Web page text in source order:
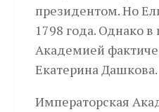
президентом. Но
1798 года. Однако
Академией
Екатерина Дашкова.
Императорская